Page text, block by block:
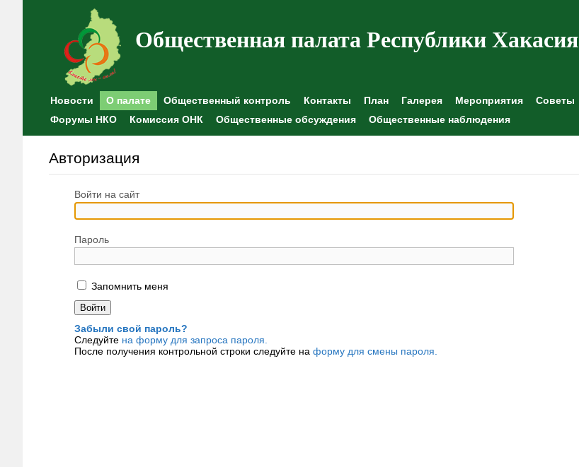
Общественная палата Республики Хакасия
Новости О палате Общественный контроль Контакты План Галерея Мероприятия Советы
Форумы НКО
Комиссия ОНК Общественные обсуждения Общественные наблюдения
Авторизация
Войти на сайт
Пароль
Запомнить меня
Забыли свой пароль?
Следуйте на форму для запроса пароля.
После получения контрольной строки следуйте на форму для смены пароля.